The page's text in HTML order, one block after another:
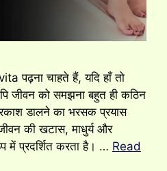
पढ़ना चाहते हैं, यदि हाँ तो
जीवन को समझना बहुत ही कठिन
डालने का भरसक प्रयास
की खटास, माधुर्य और
प्रदर्शित करता है। … Read